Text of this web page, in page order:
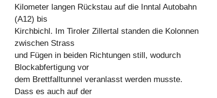
Kilometer langen Rückstau auf die Inntal Autobahn
(A12) bis
Kirchbichl. Im Tiroler Zillertal standen die Kolonnen
zwischen Strass
und Fügen in beiden Richtungen still, wodurch
Blockabfertigung vor
dem Brettfalltunnel veranlasst werden musste.
Dass es auch auf der